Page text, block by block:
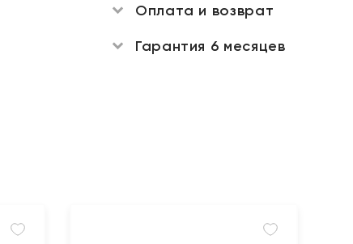
Оплата и возврат
Гарантия 6 месяцев